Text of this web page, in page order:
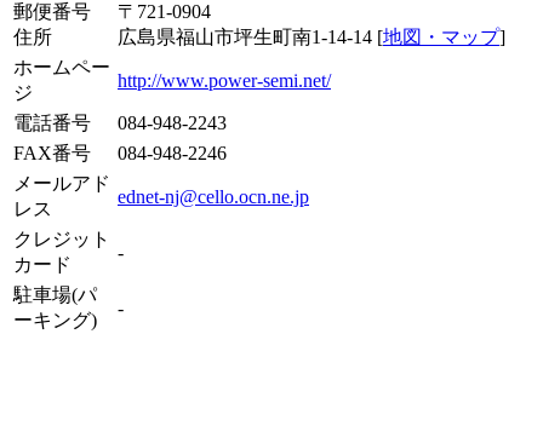
郵便番号
住所
〒721-0904
広島県福山市坪生町南1-14-14 [地図・マップ]
ホームペー
ジ
http://www.power-semi.net/
電話番号
084-948-2243
FAX番号
084-948-2246
メールアド
レス
ednet-nj@cello.ocn.ne.jp
クレジット
カード
-
駐車場(パ
ーキング)
-